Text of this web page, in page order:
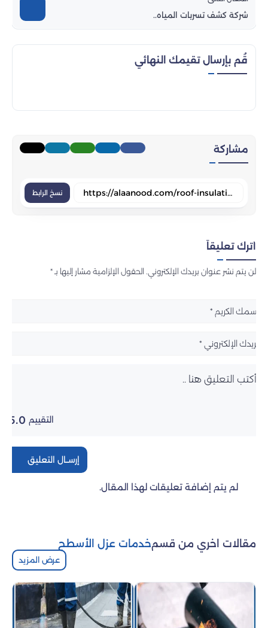
شركة كشف تسربات المياه..
قُم بإرسال تقيمك النهائي
مشاركة
نسخ الرابط
اترك تعليقاً
لن يتم نشر عنوان بريدك الإلكتروني. الحقول الإلزامية مشار إليها بـ *
التقييم 5.0
إرســال التعليق
لم يتم إضافة تعليقات لهذا المقال.
مقالات اخري من قسمخدمات عزل الأسطح
عرض المزيد